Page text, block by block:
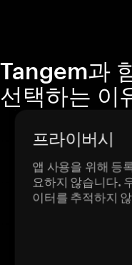
Tangem과
선택하는 이
프라이버시
앱 사용을 위해 등
요하지 않습니다.
이터를 추적하지